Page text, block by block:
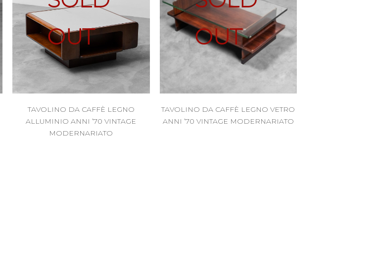
OUT
TAVOLINO DA CAFFÈ LEGNO
ALLUMINIO ANNI ’70 VINTAGE
MODERNARIATO
OUT
TAVOLINO DA CAFFÈ LEGNO VETRO
ANNI ’70 VINTAGE MODERNARIATO